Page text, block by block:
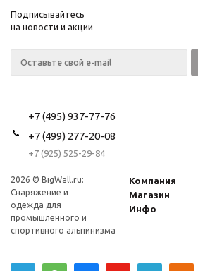
Подписывайтесь
на новости и акции
+7 (495) 937-77-76
+7 (499) 277-20-08
+7 (925) 525-29-84
2026 © BigWall.ru:
Снаряжение и
одежда для
промышленного и
спортивного альпинизма
Компания
Магазин
Инфо